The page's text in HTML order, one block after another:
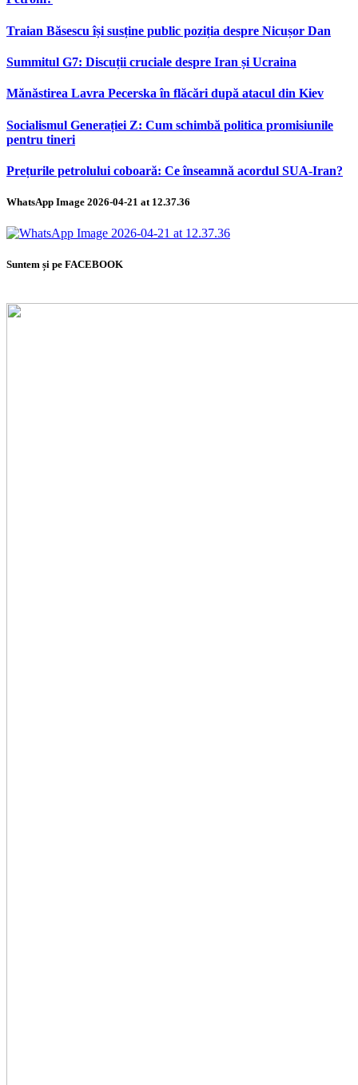
Traian Băsescu își susține public poziția despre Nicușor Dan
Summitul G7: Discuții cruciale despre Iran și Ucraina
Mănăstirea Lavra Pecerska în flăcări după atacul din Kiev
Socialismul Generației Z: Cum schimbă politica promisiunile
pentru tineri
Prețurile petrolului coboară: Ce înseamnă acordul SUA-Iran?
WhatsApp Image 2026-04-21 at 12.37.36
Suntem și pe FACEBOOK